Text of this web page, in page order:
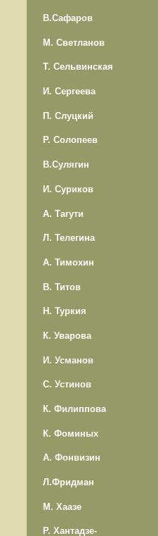
В.Сафаров
М. Светланов
Т. Сельвинская
И. Сергеева
П. Слуцкий
Р. Солопеев
В.Сулягин
И. Суриков
А. Тагути
Л. Телегина
А. Тимохин
В. Титов
Н. Туркия
К. Уварова
И. Усманов
С. Устинов
К. Филиппова
К. Фоминых
А. Фонвизин
Л.Фридман
М. Хаазе
Р. Хантадзе-